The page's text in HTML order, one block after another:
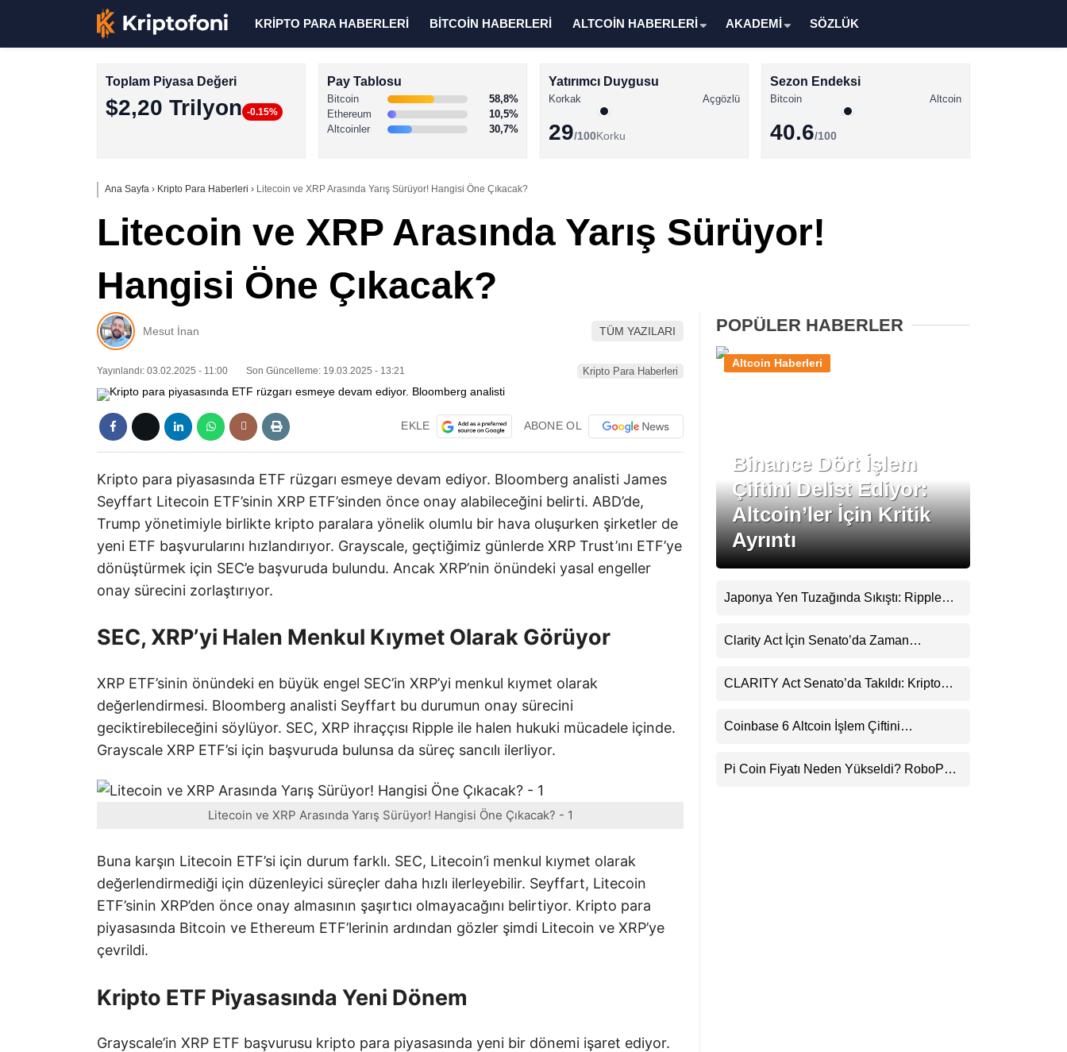
XRP Haberleri
Telegram
KRİPTO PARA HABERLERİ BİTCOİN HABERLERİ ALTCOİN HABERLERİ AKADEMİ SÖZLÜK
Toplam Piyasa Değeri
$2,20 Trilyon -0.15%
Pay Tablosu
Bitcoin
58,8%
Ethereum
10,5%
Altcoinler
30,7%
Yatırımcı Duygusu
Korkak Açgözlü
29/100Korku
Sezon Endeksi
Bitcoin Altcoin
40.6/100
Ana Sayfa › Kripto Para Haberleri › Litecoin ve XRP Arasında Yarış Sürüyor! Hangisi Öne Çıkacak?
Litecoin ve XRP Arasında Yarış Sürüyor!
Hangisi Öne Çıkacak?
Mesut İnan TÜM YAZILARI
Yayınlandı: 03.02.2025 - 11:00 Son Güncelleme: 19.03.2025 - 13:21 Kripto Para Haberleri
EKLE ABONE OL
Kripto para piyasasında ETF rüzgarı esmeye devam ediyor. Bloomberg analisti James
Seyffart Litecoin ETF’sinin XRP ETF’sinden önce onay alabileceğini belirti. ABD’de,
Trump yönetimiyle birlikte kripto paralara yönelik olumlu bir hava oluşurken şirketler de
yeni ETF başvurularını hızlandırıyor. Grayscale, geçtiğimiz günlerde XRP Trust’ını ETF’ye
dönüştürmek için SEC’e başvuruda bulundu. Ancak XRP’nin önündeki yasal engeller
onay sürecini zorlaştırıyor.
SEC, XRP’yi Halen Menkul Kıymet Olarak Görüyor
XRP ETF’sinin önündeki en büyük engel SEC’in XRP’yi menkul kıymet olarak
değerlendirmesi. Bloomberg analisti Seyffart bu durumun onay sürecini
geciktirebileceğini söylüyor. SEC, XRP ihraççısı Ripple ile halen hukuki mücadele içinde.
Grayscale XRP ETF’si için başvuruda bulunsa da süreç sancılı ilerliyor.
Litecoin ve XRP Arasında Yarış Sürüyor! Hangisi Öne Çıkacak? - 1
Buna karşın Litecoin ETF’si için durum farklı. SEC, Litecoin’i menkul kıymet olarak
değerlendirmediği için düzenleyici süreçler daha hızlı ilerleyebilir. Seyffart, Litecoin
ETF’sinin XRP’den önce onay almasının şaşırtıcı olmayacağını belirtiyor. Kripto para
piyasasında Bitcoin ve Ethereum ETF’lerinin ardından gözler şimdi Litecoin ve XRP’ye
çevrildi.
Kripto ETF Piyasasında Yeni Dönem
Grayscale’in XRP ETF başvurusu kripto para piyasasında yeni bir dönemi işaret ediyor.
POPÜLER HABERLER
Binance Dört İşlem
Çiftini Delist Ediyor:
Altcoin’ler İçin Kritik
Ayrıntı
Altcoin Haberleri
Japonya Yen Tuzağında Sıkıştı: Ripple
Clarity Act İçin Senato’da Zaman
CLARITY Act Senato’da Takıldı: Kripto
Coinbase 6 Altcoin İşlem Çiftini
Pi Coin Fiyatı Neden Yükseldi? RoboPay